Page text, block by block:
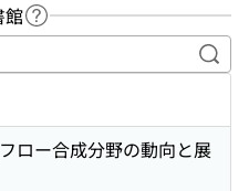
館 ヘルプページへのリンク
キ
ロー合成分野の動向と展